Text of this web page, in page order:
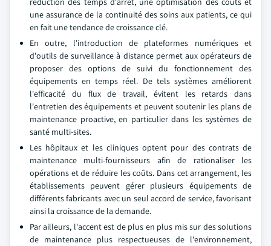
une assurance de la continuité des soins aux patients, ce qui
en fait une tendance de croissance clé.
En outre, l'introduction de plateformes numériques et
d'outils de surveillance à distance permet aux opérateurs de
proposer des options de suivi du fonctionnement des
équipements en temps réel. De tels systèmes améliorent
l'efficacité du flux de travail, évitent les retards dans
l'entretien des équipements et peuvent soutenir les plans de
maintenance proactive, en particulier dans les systèmes de
santé multi-sites.
Les hôpitaux et les cliniques optent pour des contrats de
maintenance multi-fournisseurs afin de rationaliser les
opérations et de réduire les coûts. Dans cet arrangement, les
établissements peuvent gérer plusieurs équipements de
différents fabricants avec un seul accord de service, favorisant
ainsi la croissance de la demande.
Par ailleurs, l'accent est de plus en plus mis sur des solutions
de maintenance plus respectueuses de l'environnement,